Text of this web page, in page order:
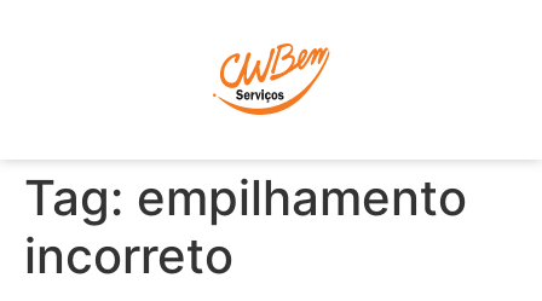
Tag: empilhamento
incorreto